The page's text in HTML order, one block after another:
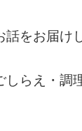
話をお届け
らえ・調